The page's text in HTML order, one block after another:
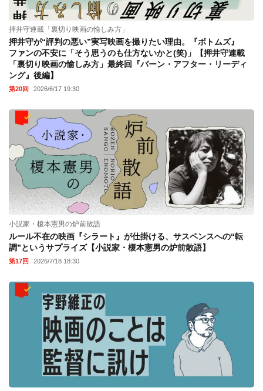
押井守連載「裏切り映画の愉しみ方」
押井守が“評判の悪い”実写映画を撮りたい理由。『ボトムズ』
ファンの不安に「そう思うのも仕方ないかと(笑)」【押井守連載
「裏切り映画の愉しみ方」最終回『バーン・アフター・リーディ
ング』後編】
第20回 2026/6/17 19:30
小説家・榎本憲男の炉前散語
ルール不在の映画『シラート』が仕掛ける、サスペンスへの“転
調”というサプライズ【小説家・榎本憲男の炉前散語】
第17回 2026/7/18 18:30